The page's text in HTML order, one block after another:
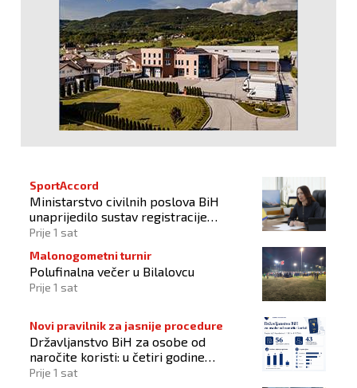
SportAccord
Ministarstvo civilnih poslova BiH
unaprijedilo sustav registracije
sportskih organizacija
Prije 1 sat
Malonogometni turnir
Polufinalna večer u Bilalovcu
Prije 1 sat
Novi pravilnik za jasnije procedure
Državljanstvo BiH za osobe od
naročite koristi: u četiri godine
odobrena 43 zahtjeva
Prije 1 sat